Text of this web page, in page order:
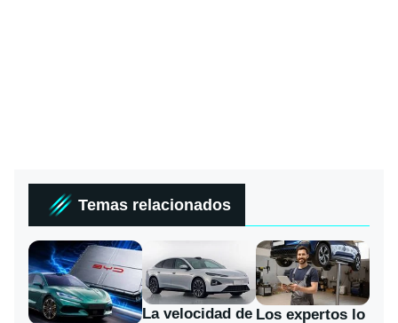
Temas relacionados
La velocidad de Los expertos lo